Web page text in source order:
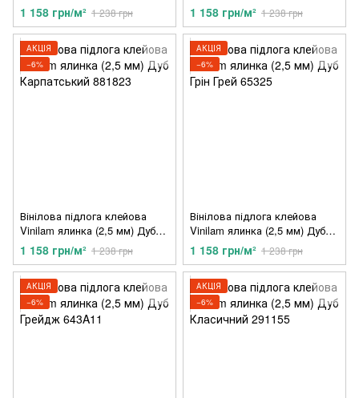
Сканді MS1018
1 158 грн/м² 1 238 грн
Крафт MS1015
1 158 грн/м² 1 238 грн
АКЦІЯ
−6%
Вінілова підлога клейова
Vinilam ялинка (2,5 мм) Дуб
Карпатський 881823
1 158 грн/м² 1 238 грн
АКЦІЯ
−6%
Вінілова підлога клейова
Vinilam ялинка (2,5 мм) Дуб
Грін Грей 65325
1 158 грн/м² 1 238 грн
АКЦІЯ
−6%
АКЦІЯ
−6%